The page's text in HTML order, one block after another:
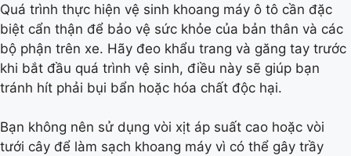
Quá trình thực hiện vệ sinh khoang máy ô tô cần đặc
biệt cẩn thận để bảo vệ sức khỏe của bản thân và các
bộ phận trên xe. Hãy đeo khẩu trang và găng tay trước
khi bắt đầu quá trình vệ sinh, điều này sẽ giúp bạn
tránh hít phải bụi bẩn hoặc hóa chất độc hại.
Bạn không nên sử dụng vòi xịt áp suất cao hoặc vòi
tưới cây để làm sạch khoang máy vì có thể gây trầy